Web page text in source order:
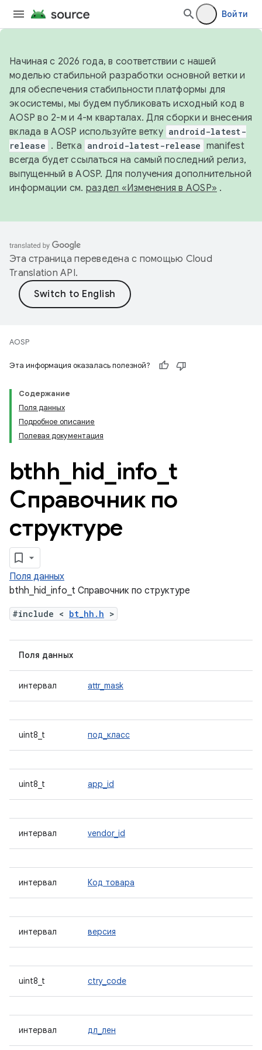
Войти
Начиная с 2026 года, в соответствии с нашей
моделью стабильной разработки основной ветки и
для обеспечения стабильности платформы для
экосистемы, мы будем публиковать исходный код в
AOSP во 2-м и 4-м кварталах. Для сборки и внесения
вклада в AOSP используйте ветку android-latest-
release . Ветка android-latest-release manifest
всегда будет ссылаться на самый последний релиз,
выпущенный в AOSP. Для получения дополнительной
информации см. раздел «Изменения в AOSP» .
Эта страница переведена с помощью Cloud
Translation API.
AOSP
Эта информация оказалась полезной?
Содержание
Поля данных
Подробное описание
Полевая документация
bthh hid info t
Справочник по
структуре
Поля данных
bthh_hid_info_t Справочник по структуре
#include < bt_hh.h >
Поля данных
интервал attr_mask
uint8_t под_класс
uint8_t app_id
интервал vendor_id
интервал Код товара
интервал версия
uint8_t ctry_code
интервал дл_лен